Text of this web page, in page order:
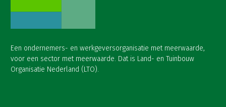
Een ondernemers- en werkgeversorganisatie met meerwaarde,
voor een sector met meerwaarde. Dat is Land- en Tuinbouw
Organisatie Nederland (LTO).